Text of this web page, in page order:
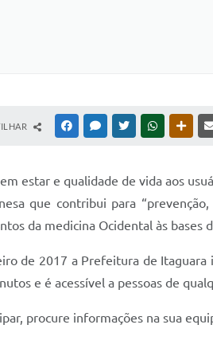
FACEBOOKMESSENGER
TWITTERWHATSAPP
estar e qualidade de vida aos
que contribui para
da medicina Ocidental às bases
de 2017 a Prefeitura de
e é acessível a pessoas de
procure informações na sua